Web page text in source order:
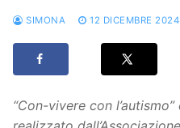
SIMONA 12 DICEMBRE 2024
“Con-vivere con